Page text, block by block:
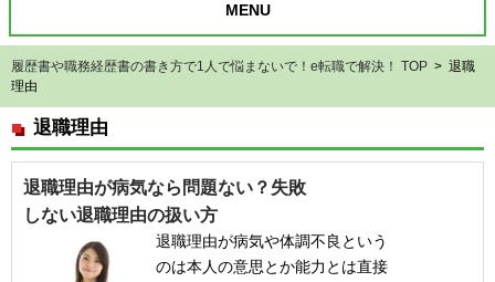
MENU
履歴書や職務経歴書の書き方で1人で悩まないで！e転職で解決！ TOP > 退職
理由
退職理由
退職理由が病気なら問題ない？失敗
しない退職理由の扱い方
退職理由が病気や体調不良という
のは本人の意思とか能力とは直接